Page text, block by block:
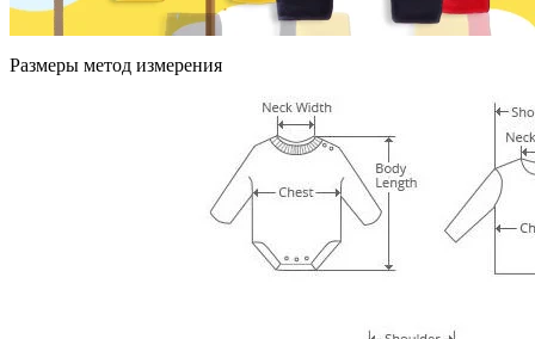
Размеры метод измерения